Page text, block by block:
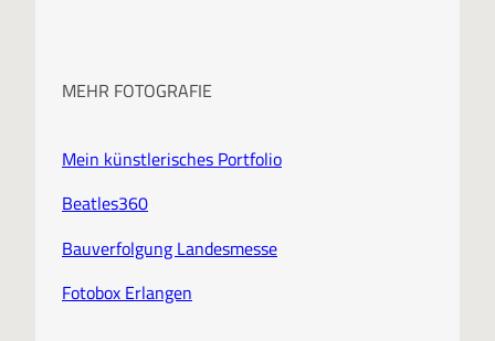
MEHR FOTOGRAFIE
Mein künstlerisches Portfolio
Beatles360
Bauverfolgung Landesmesse
Fotobox Erlangen